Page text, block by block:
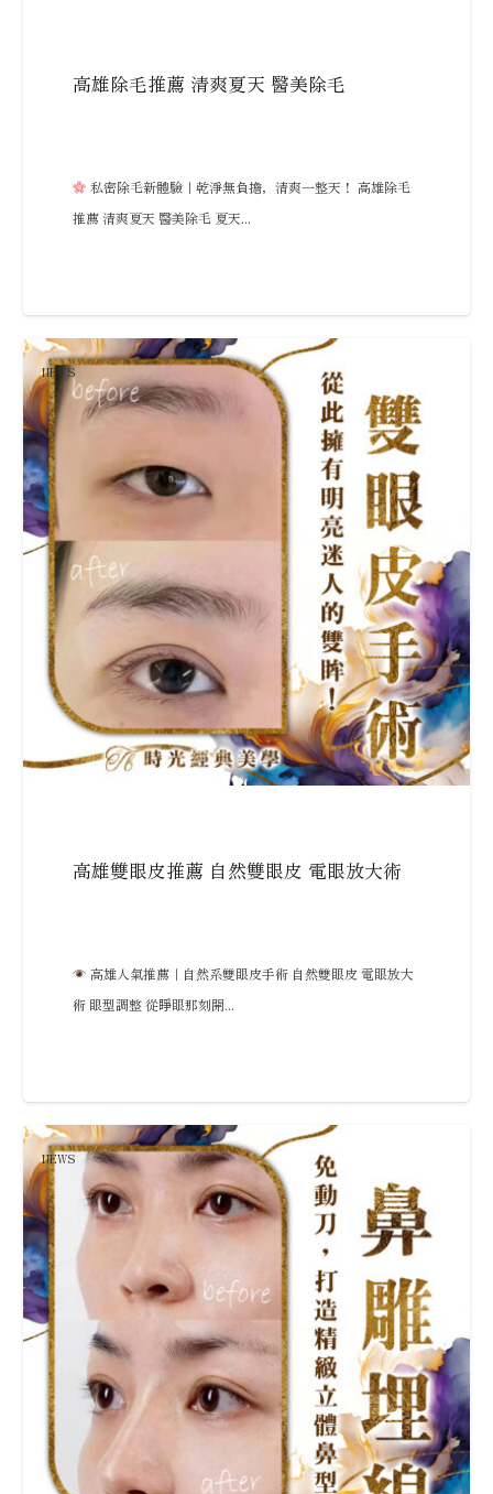
高雄除毛推薦 清爽夏天 醫美除毛
私密除毛新體驗｜乾淨無負擔，清爽一整天！ 高雄除毛
推薦 清爽夏天 醫美除毛 夏天...
NEWS
高雄雙眼皮推薦 自然雙眼皮 電眼放大術
高雄人氣推薦｜自然系雙眼皮手術 自然雙眼皮 電眼放大
術 眼型調整 從睜眼那刻開...
NEWS